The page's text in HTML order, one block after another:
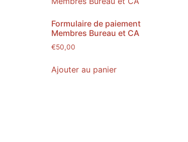
Formulaire de paiement
Membres Bureau et CA
€50,00
Ajouter au panier